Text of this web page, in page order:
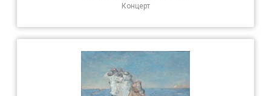
Концерт